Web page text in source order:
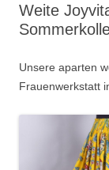
Weite
Unsere aparten
Frauenwerkstatt